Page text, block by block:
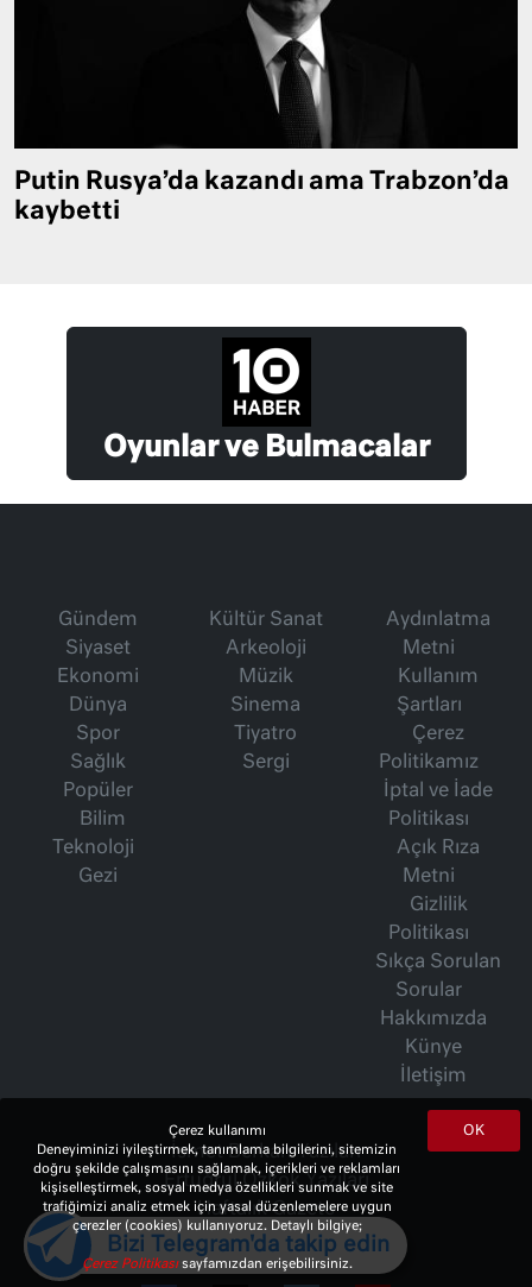
Putin Rusya’da kazandı ama Trabzon’da
kaybetti
Oyunlar ve Bulmacalar
Gündem
Siyaset
Ekonomi
Dünya
Spor
Sağlık
Popüler
Bilim
Teknoloji
Gezi
Kültür Sanat
Arkeoloji
Müzik
Sinema
Tiyatro
Sergi
Aydınlatma
Metni
Kullanım
Şartları
Çerez
Politikamız
İptal ve İade
Politikası
Açık Rıza
Metni
Gizlilik
Politikası
Sıkça Sorulan
Sorular
Hakkımızda
Künye
İletişim
İsmet Berkan Yazıları
Ertuğrul Özkök Yazıları
Haftalık Gazete
OK
Çerez kullanımı
Deneyiminizi iyileştirmek, tanımlama bilgilerini, sitemizin
doğru şekilde çalışmasını sağlamak, içerikleri ve reklamları
kişiselleştirmek, sosyal medya özellikleri sunmak ve site
trafiğimizi analiz etmek için yasal düzenlemelere uygun
çerezler (cookies) kullanıyoruz. Detaylı bilgiye;
Çerez Politikasısayfamızdan erişebilirsiniz.
Bizi Telegram'da takip edin